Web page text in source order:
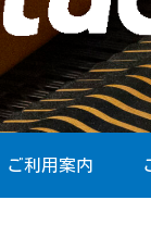
ご利用案内